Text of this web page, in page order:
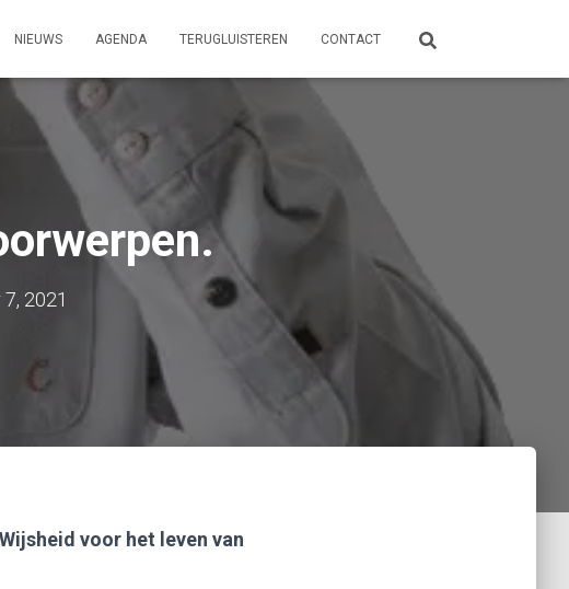
NIEUWS AGENDA TERUGLUISTEREN CONTACT
2021
voor het leven van